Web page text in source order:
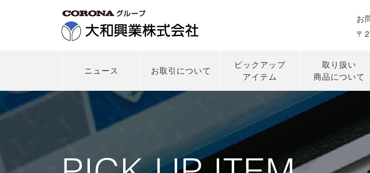
お
〒
ニュース お取引について
ピックアップ
アイテム
取り扱い
商品について